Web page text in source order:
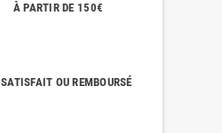
À PARTIR DE 150€
SATISFAIT OU REMBOURSÉ